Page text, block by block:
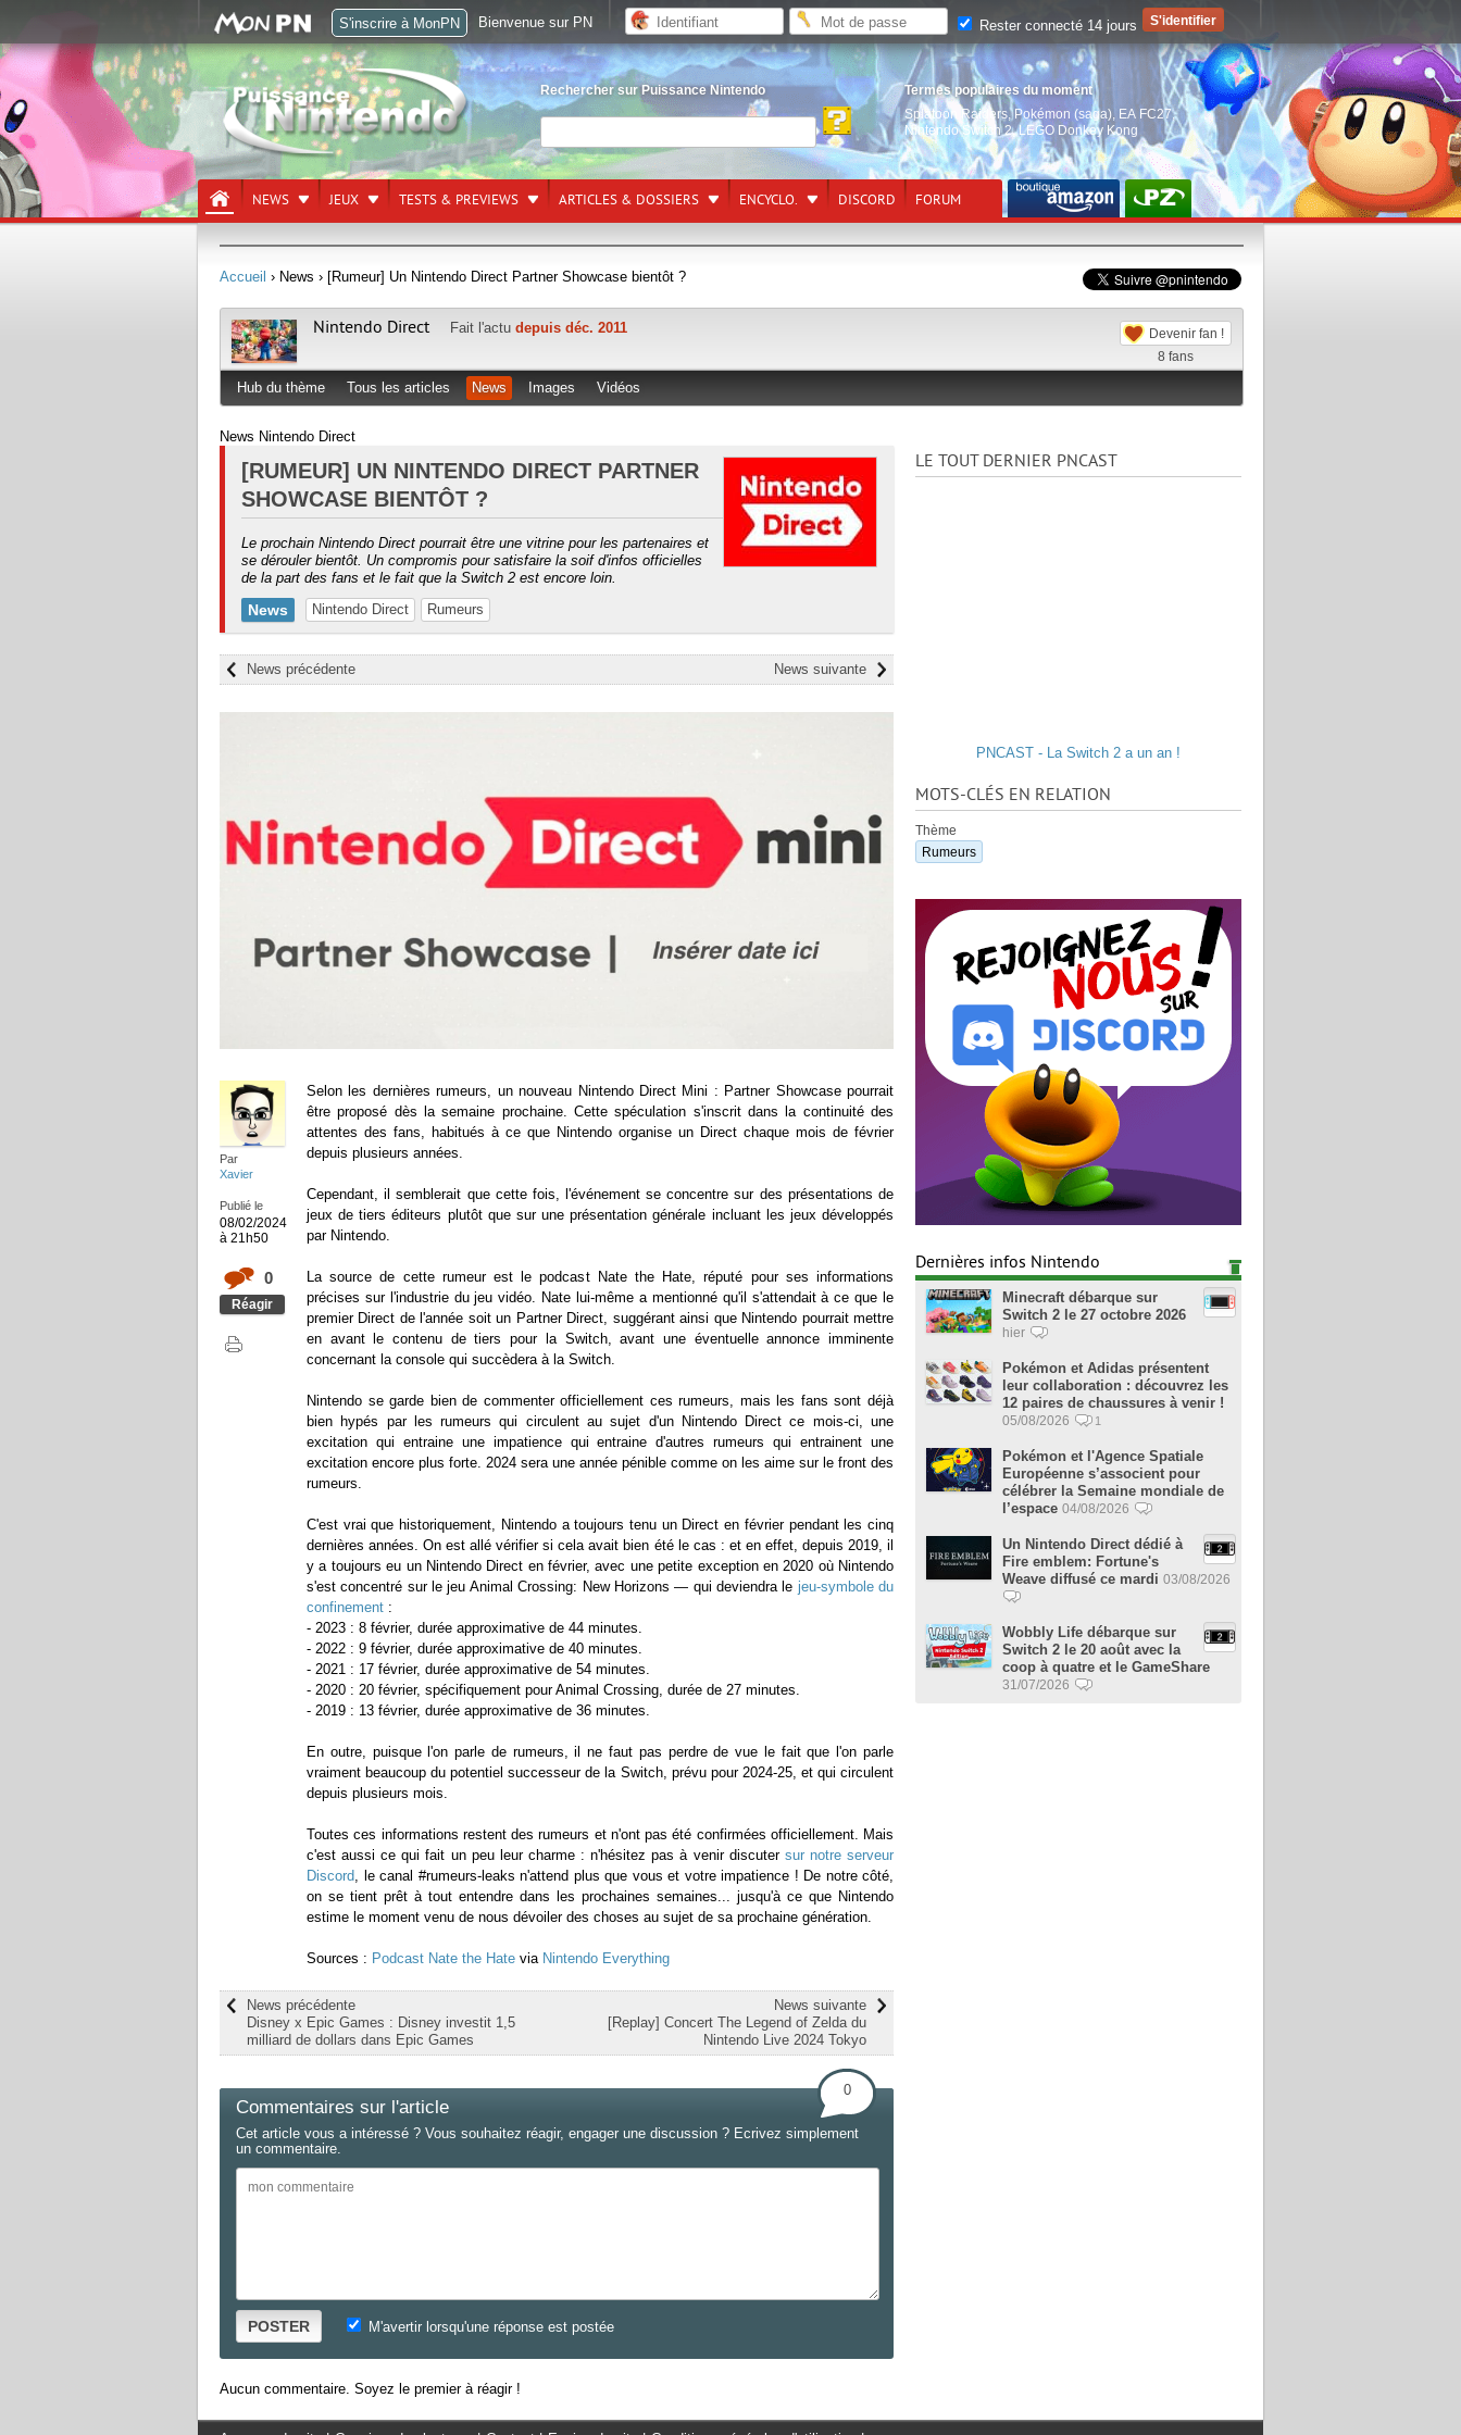
Rechercher sur Puissance Nintendo
Termes populaires du moment
Splatoon Raiders, Pokémon (saga) EA FC27,
Nintendo Switch 2,LEGO Donkey Kong
NEWS JEUX TESTS & PREVIEWS ARTICLES & DOSSIERS ENCYCLO. DISCORD FORUM
Accueil › News › [Rumeur] Un Nintendo Direct Partner Showcase bientôt ?
Devenir fan !
8 fans
Nintendo Direct Fait l'actu depuis déc. 2011
Hub du thème Tous les articles News Images Vidéos
News Nintendo Direct
[RUMEUR] UN NINTENDO DIRECT PARTNER
SHOWCASE BIENTÔT ?
Le prochain Nintendo Direct pourrait être une vitrine pour les partenaires et
se dérouler bientôt. Un compromis pour satisfaire la soif d'infos officielles
de la part des fans et le fait que la Switch 2 est encore loin.
News Nintendo Direct Rumeurs
News suivante
News précédente
Par
Xavier
Publié le
08/02/2024
à 21h50
0
Réagir
Selon les dernières rumeurs, un nouveau Nintendo Direct Mini : Partner Showcase pourrait
être proposé dès la semaine prochaine. Cette spéculation s'inscrit dans la continuité des
attentes des fans, habitués à ce que Nintendo organise un Direct chaque mois de février
depuis plusieurs années.
Cependant, il semblerait que cette fois, l'événement se concentre sur des présentations de
jeux de tiers éditeurs plutôt que sur une présentation générale incluant les jeux développés
par Nintendo.
La source de cette rumeur est le podcast Nate the Hate, réputé pour ses informations
précises sur l'industrie du jeu vidéo. Nate lui-même a mentionné qu'il s'attendait à ce que le
premier Direct de l'année soit un Partner Direct, suggérant ainsi que Nintendo pourrait mettre
en avant le contenu de tiers pour la Switch, avant une éventuelle annonce imminente
concernant la console qui succèdera à la Switch.
Nintendo se garde bien de commenter officiellement ces rumeurs, mais les fans sont déjà
bien hypés par les rumeurs qui circulent au sujet d'un Nintendo Direct ce mois-ci, une
excitation qui entraine une impatience qui entraine d'autres rumeurs qui entrainent une
excitation encore plus forte. 2024 sera une année pénible comme on les aime sur le front des
rumeurs.
C'est vrai que historiquement, Nintendo a toujours tenu un Direct en février pendant les cinq
dernières années. On est allé vérifier si cela avait bien été le cas : et en effet, depuis 2019, il
y a toujours eu un Nintendo Direct en février, avec une petite exception en 2020 où Nintendo
s'est concentré sur le jeu Animal Crossing: New Horizons — qui deviendra le jeu-symbole du
confinement :
- 2023 : 8 février, durée approximative de 44 minutes​​​​.
- 2022 : 9 février, durée approximative de 40 minutes​​.
- 2021 : 17 février, durée approximative de 54 minutes​​.
- 2020 : 20 février, spécifiquement pour Animal Crossing, durée de 27 minutes​​.
- 2019 : 13 février, durée approximative de 36 minutes​​.
En outre, puisque l'on parle de rumeurs, il ne faut pas perdre de vue le fait que l'on parle
vraiment beaucoup du potentiel successeur de la Switch, prévu pour 2024-25, et qui circulent
depuis plusieurs mois.
Toutes ces informations restent des rumeurs et n'ont pas été confirmées officiellement. Mais
c'est aussi ce qui fait un peu leur charme : n'hésitez pas à venir discuter sur notre serveur
Discord, le canal #rumeurs-leaks n'attend plus que vous et votre impatience ! De notre côté,
on se tient prêt à tout entendre dans les prochaines semaines... jusqu'à ce que Nintendo
estime le moment venu de nous dévoiler des choses au sujet de sa prochaine génération.
Sources : Podcast Nate the Hate via Nintendo Everything
News suivante
[Replay] Concert The Legend of Zelda du
Nintendo Live 2024 Tokyo
News précédente
Disney x Epic Games : Disney investit 1,5
milliard de dollars dans Epic Games
Commentaires sur l'article
0
Cet article vous a intéressé ? Vous souhaitez réagir, engager une discussion ? Ecrivez simplement
un commentaire.
POSTER M'avertir lorsqu'une réponse est postée
Aucun commentaire. Soyez le premier à réagir !
LE TOUT DERNIER PNCAST
PNCAST - La Switch 2 a un an !
MOTS-CLÉS EN RELATION
Thème
Rumeurs
Dernières infos Nintendo
Minecraft débarque sur
Switch 2 le 27 octobre 2026
hier
Pokémon et Adidas présentent
leur collaboration : découvrez les
12 paires de chaussures à venir !
05/08/2026 1
Pokémon et l'Agence Spatiale
Européenne s’associent pour
célébrer la Semaine mondiale de
l’espace 04/08/2026
Un Nintendo Direct dédié à
Fire emblem: Fortune's
Weave diffusé ce mardi 03/08/2026
Wobbly Life débarque sur
Switch 2 le 20 août avec la
coop à quatre et le GameShare
31/07/2026
S'inscrire à MonPN Bienvenue sur PN Rester connecté 14 jours